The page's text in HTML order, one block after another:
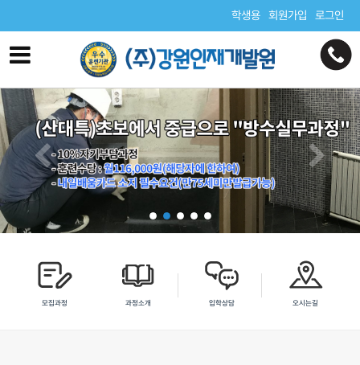
학생용 회원가입 로그인
모집과정 과정소개 입학상담 오시는길